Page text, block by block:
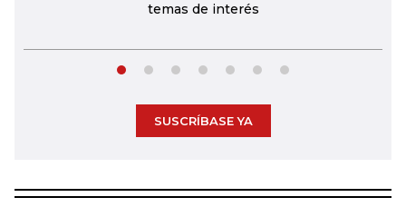
temas de interés
SUSCRÍBASE YA